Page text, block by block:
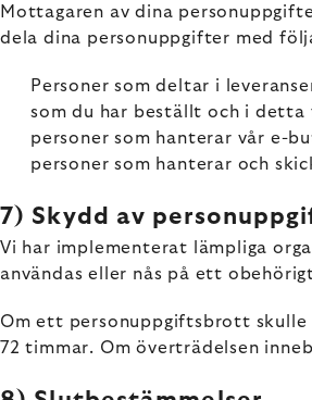
Mottagaren av dina
dela dina personuppgifter med
Personer som deltar i
som du har beställt och i
personer som hanterar vår e-
personer som hanterar och
7) Skydd av
Vi har implementerat lämpliga
användas eller nås på ett
Om ett personuppgiftsbrott
72 timmar. Om överträdelsen